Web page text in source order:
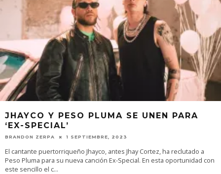
JHAYCO Y PESO PLUMA SE UNEN PARA
‘EX-SPECIAL’
BRANDON ZERPA 1 SEPTIEMBRE, 2023
El cantante puertorriqueño Jhayco, antes Jhay Cortez, ha reclutado a
Peso Pluma para su nueva canción Ex-Special. En esta oportunidad con
este sencillo el c...